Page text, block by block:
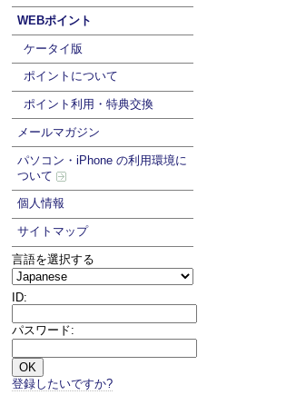
WEBポイント
ケータイ版
ポイントについて
ポイント利用・特典交換
メールマガジン
パソコン・iPhone の利用環境に
ついて
個人情報
サイトマップ
言語を選択する
ID:
パスワード:
登録したいですか?